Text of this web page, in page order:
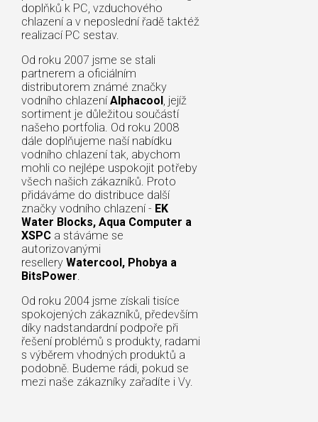
doplňků k PC, vzduchového
chlazení a v neposlední řadě taktéž
realizací PC sestav.
Od roku 2007 jsme se stali
partnerem a oficiálním
distributorem známé značky
vodního chlazení Alphacool, jejíž
sortiment je důležitou součástí
našeho portfolia. Od roku 2008
dále doplňujeme naší nabídku
vodního chlazení tak, abychom
mohli co nejlépe uspokojit potřeby
všech našich zákazníků. Proto
přidáváme do distribuce další
značky vodního chlazení - EK
Water Blocks, Aqua Computer a
XSPC a stáváme se
autorizovanými
resellery Watercool, Phobya a
BitsPower.
Od roku 2004 jsme získali tisíce
spokojených zákazníků, především
díky nadstandardní podpoře při
řešení problémů s produkty, radami
s výběrem vhodných produktů a
podobně. Budeme rádi, pokud se
mezi naše zákazníky zařadíte i Vy.